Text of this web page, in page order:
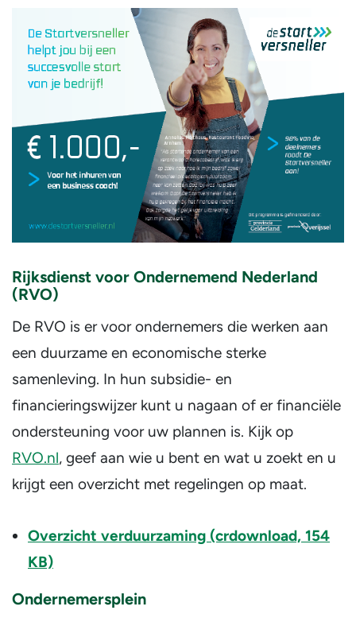
Rijksdienst voor Ondernemend Nederland
(RVO)
De RVO is er voor ondernemers die werken aan
een duurzame en economische sterke
samenleving. In hun subsidie- en
financieringswijzer kunt u nagaan of er financiële
ondersteuning voor uw plannen is. Kijk op
RVO.nl, geef aan wie u bent en wat u zoekt en u
krijgt een overzicht met regelingen op maat.
Overzicht verduurzaming (crdownload, 154
KB)
Ondernemersplein